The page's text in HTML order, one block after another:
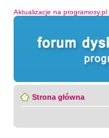
Aktualizacje na programosy.pl:
Strona główna